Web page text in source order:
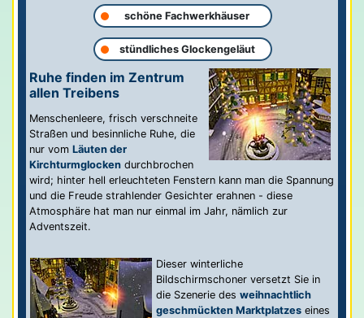
schöne Fachwerkhäuser
stündliches Glockengeläut
Ruhe finden im Zentrum
allen Treibens
Menschenleere, frisch verschneite
Straßen und besinnliche Ruhe, die
nur vomLäuten der
Kirchturmglocken durchbrochen
wird; hinter hell erleuchteten Fenstern kann man die Spannung
und die Freude strahlender Gesichter erahnen - diese
Atmosphäre hat man nur einmal im Jahr, nämlich zur
Adventszeit.
Dieser winterliche
Bildschirmschoner versetzt Sie in
die Szenerie des weihnachtlich
geschmückten Marktplatzes eines